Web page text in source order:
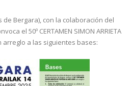
de Bergara), con la colaboración del
el 50º CERTAMEN SIMON ARRIETA
arreglo a las siguientes bases: